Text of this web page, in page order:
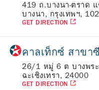
419 ถ.บางนา-ตราด
บางนา, กรุงเทพฯ,
GET DIRECTION
คาลเท็กซ์ สาขา
26/1 หมู่ 6 ต บางพระ
ฉะเชิงเทรา, 24000
GET DIRECTION